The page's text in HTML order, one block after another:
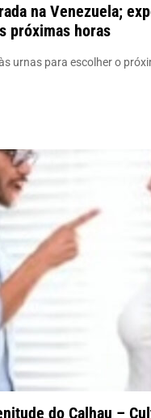
na Venezuela;
próximas horas
urnas para escolher o
do Calhau –